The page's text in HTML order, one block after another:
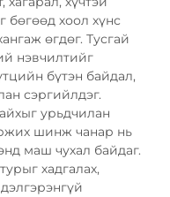
бөгөөд хоол хүнс
өгдөг. Тусгай
нэвчилтийг
бүтэн байдал,
сэргийлдэг.
урьдчилан
шинж чанар нь
маш чухал байдаг.
хадгалах,